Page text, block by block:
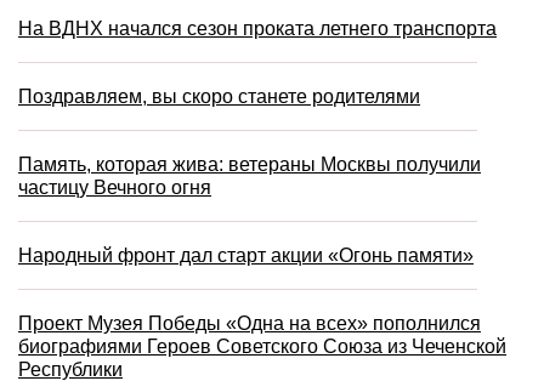
На ВДНХ начался сезон проката летнего транспорта
Поздравляем, вы скоро станете родителями
Память, которая жива: ветераны Москвы получили
частицу Вечного огня
Народный фронт дал старт акции «Огонь памяти»
Проект Музея Победы «Одна на всех» пополнился
биографиями Героев Советского Союза из Чеченской
Республики